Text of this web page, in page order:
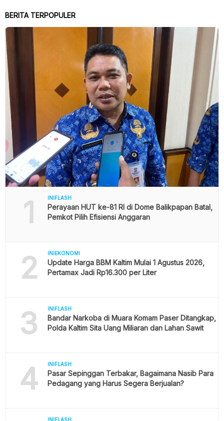
BERITA TERPOPULER
1 INIFLASH
Perayaan HUT ke-81 RI di Dome Balikpapan Batal,
Pemkot Pilih Efisiensi Anggaran
2 INIEKONOMI
Update Harga BBM Kaltim Mulai 1 Agustus 2026,
Pertamax Jadi Rp16.300 per Liter
3 INIFLASH
Bandar Narkoba di Muara Komam Paser Ditangkap,
Polda Kaltim Sita Uang Miliaran dan Lahan Sawit
4 INIFLASH
Pasar Sepinggan Terbakar, Bagaimana Nasib Para
Pedagang yang Harus Segera Berjualan?
INIFLASH